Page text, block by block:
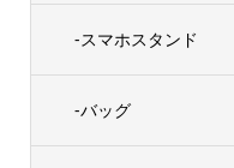
-スマホスタンド
-バッグ